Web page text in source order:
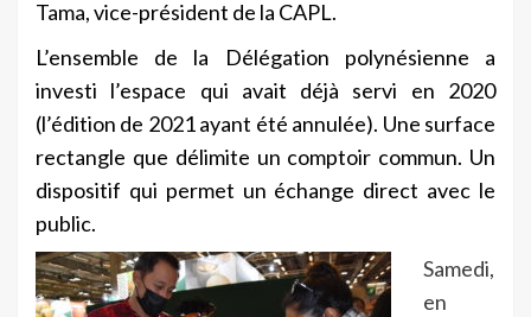
Tama, vice-président de la CAPL.
L’ensemble de la Délégation polynésienne a
investi l’espace qui avait déjà servi en 2020
(l’édition de 2021 ayant été annulée). Une surface
rectangle que délimite un comptoir commun. Un
dispositif qui permet un échange direct avec le
public.
Samedi,
en